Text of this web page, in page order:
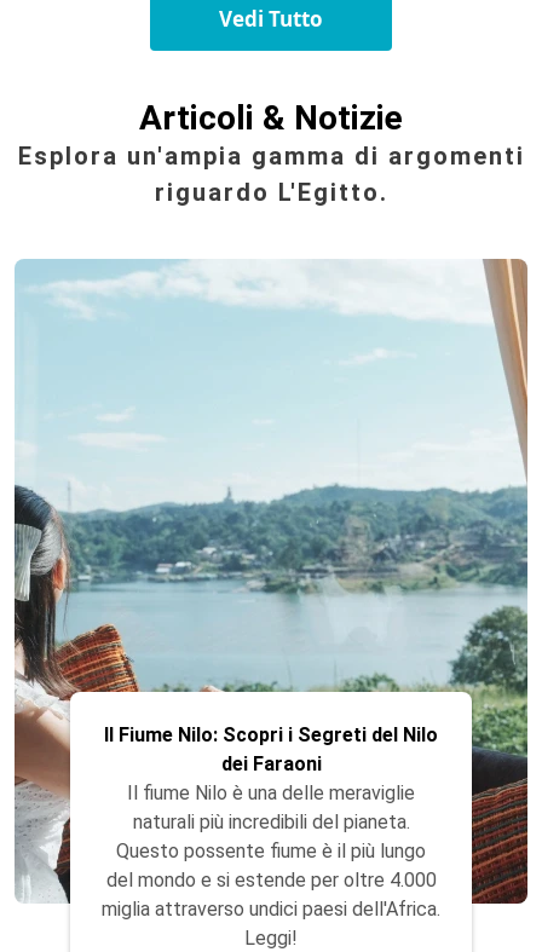
Vedi Tutto
Articoli & Notizie
Esplora un'ampia gamma di argomenti
riguardo L'Egitto.
Il Fiume Nilo: Scopri i Segreti del Nilo
dei Faraoni
Il fiume Nilo è una delle meraviglie
naturali più incredibili del pianeta.
Questo possente fiume è il più lungo
del mondo e si estende per oltre 4.000
miglia attraverso undici paesi dell'Africa.
Leggi!